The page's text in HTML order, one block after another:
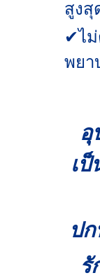
สูงสุ
✔ไม่
พยา
อุ
เ
ป
รั